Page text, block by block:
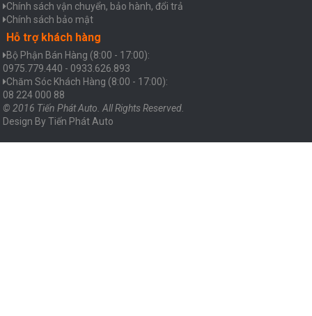
Chính sách vận chuyển, bảo hành, đổi trả
Chính sách bảo mật
Hỗ trợ khách hàng
Bộ Phận Bán Hàng (8:00 - 17:00):
0975.779.440 - 0933.626.893
Chăm Sóc Khách Hàng (8:00 - 17:00):
08 224 000 88
© 2016 Tiến Phát Auto. All Rights Reserved.
Design ByTiến Phát Auto